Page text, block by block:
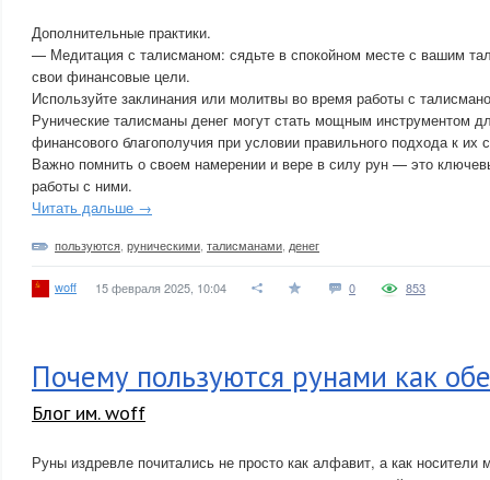
Дополнительные практики.
— Медитация с талисманом: сядьте в спокойном месте с вашим
свои финансовые цели.
Используйте заклинания или молитвы во время работы с
Рунические талисманы денег могут стать мощным инструментом
финансового благополучия при условии правильного подхода к
Важно помнить о своем намерении и вере в силу рун — это
работы с ними.
Читать дальше →
пользуются руническими талисманами денег
woff 15 февраля 2025, 10:04 0 853
Почему пользуются рунами как
Блог им. woff
Руны издревле почитались не просто как алфавит, а как носители